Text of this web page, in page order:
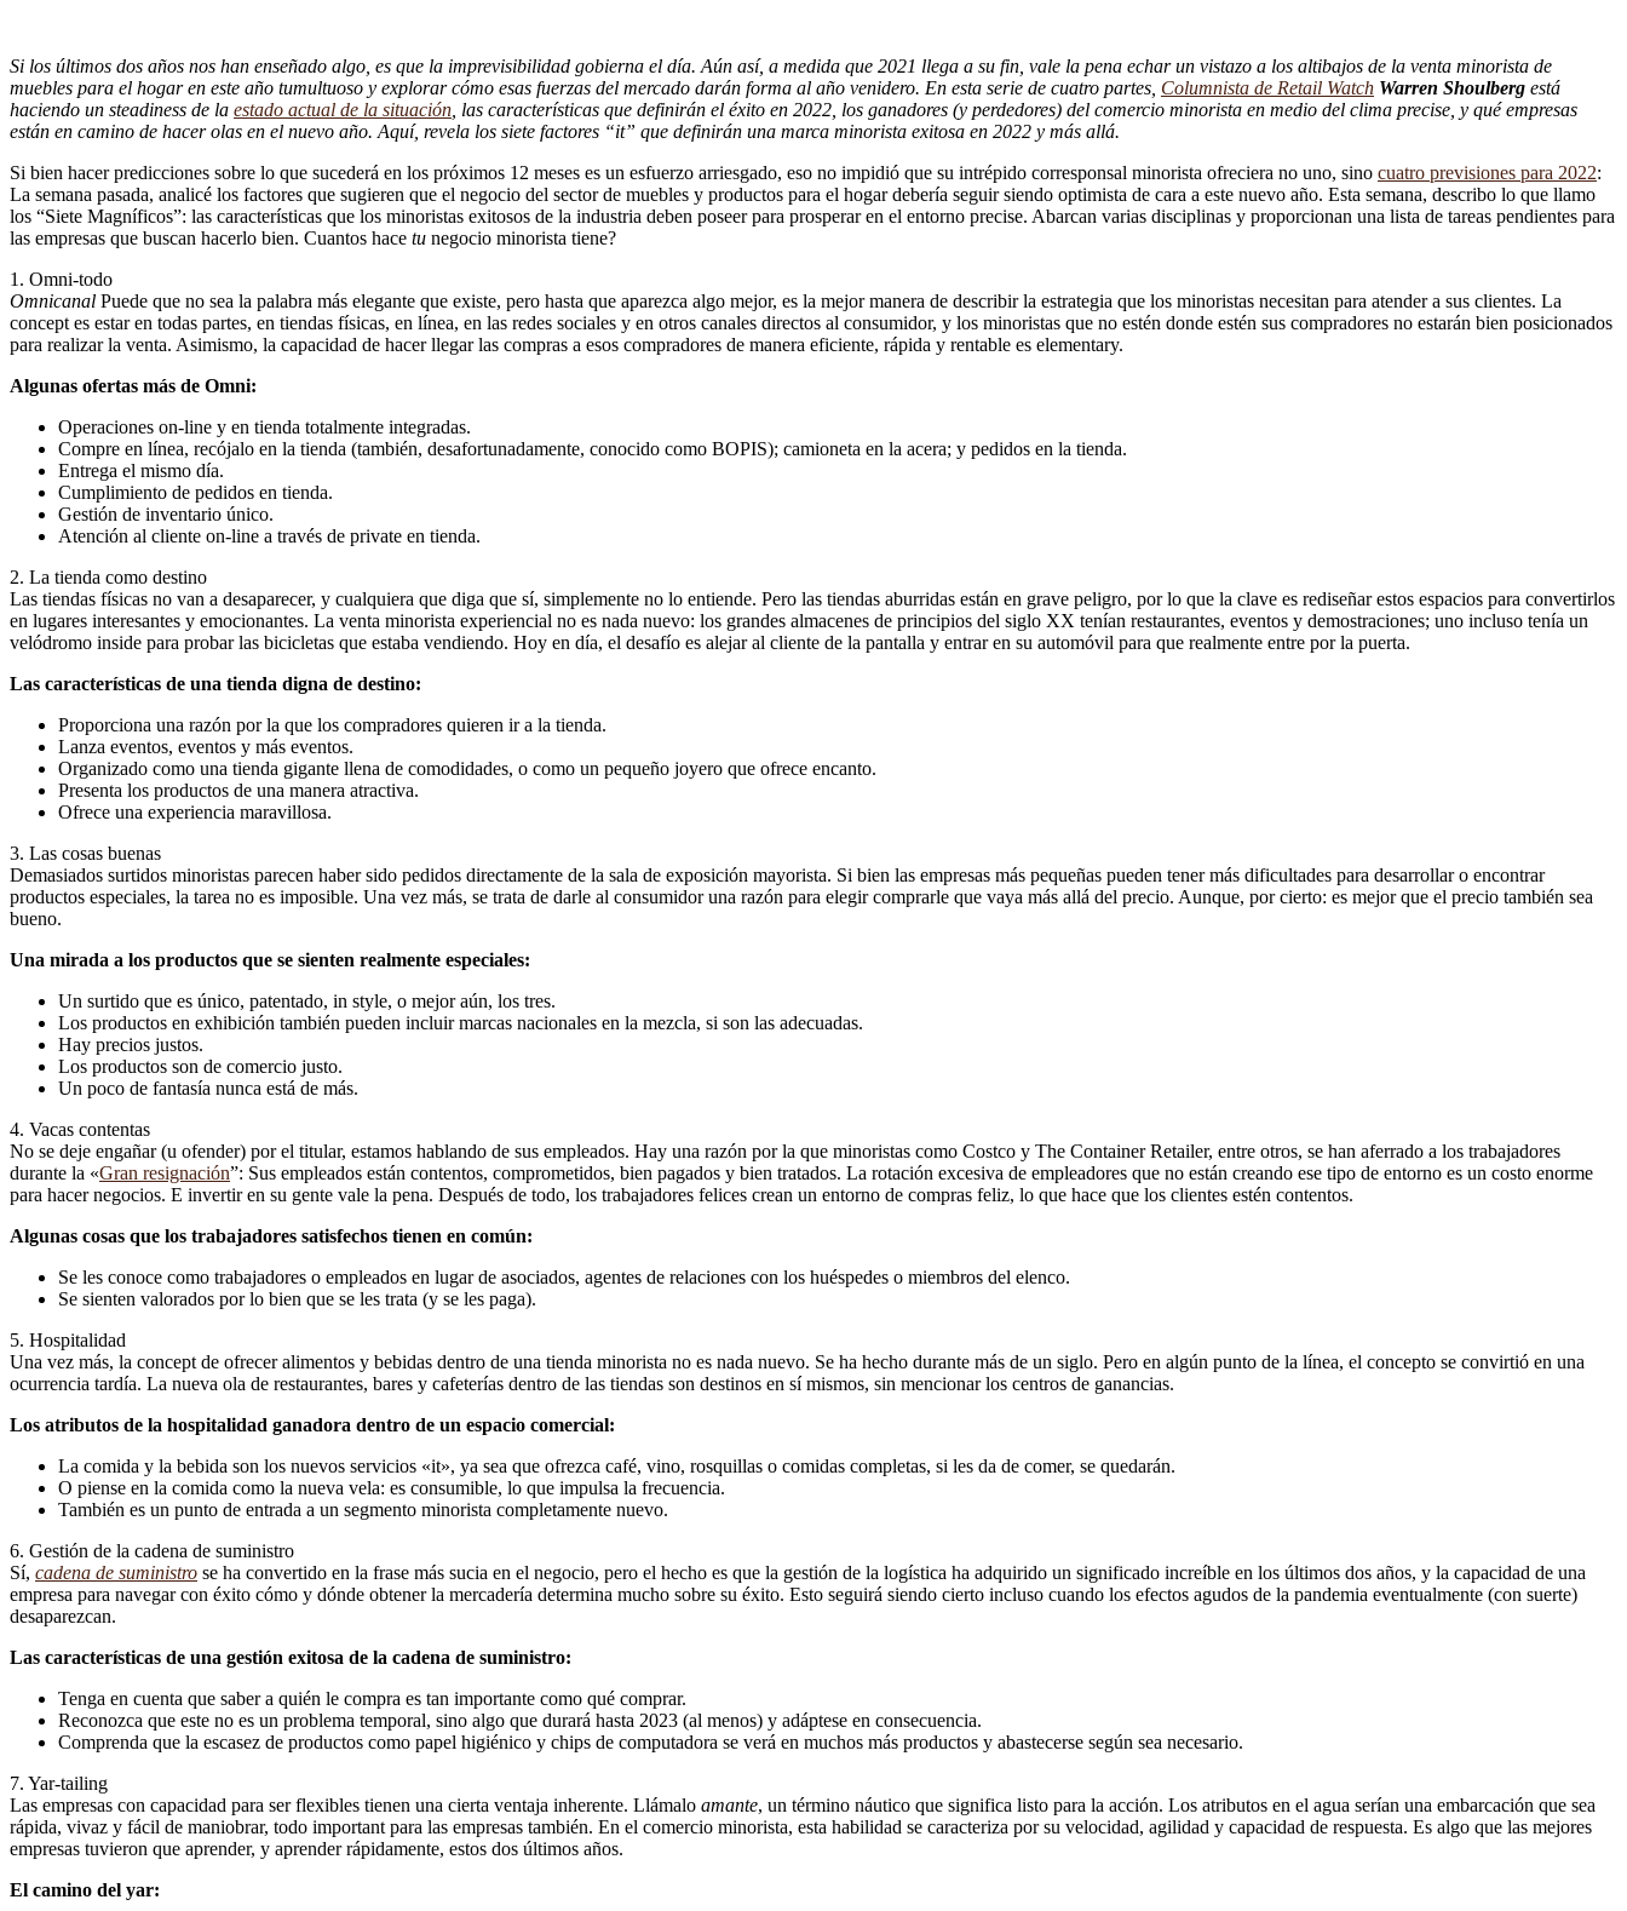
Si los últimos dos años nos han enseñado algo, es que la imprevisibilidad gobierna el día. Aún así, a medida que 2021 llega a su fin, vale la pena echar un vistazo a los altibajos de la venta minorista de
muebles para el hogar en este año tumultuoso y explorar cómo esas fuerzas del mercado darán forma al año venidero. En esta serie de cuatro partes, Columnista de Retail Watch Warren Shoulberg está
haciendo un steadiness de la estado actual de la situación , las características que definirán el éxito en 2022, los ganadores (y perdedores) del comercio minorista en medio del clima precise, y qué empresas
están en camino de hacer olas en el nuevo año. Aquí, revela los siete factores “it” que definirán una marca minorista exitosa en 2022 y más allá.
Si bien hacer predicciones sobre lo que sucederá en los próximos 12 meses es un esfuerzo arriesgado, eso no impidió que su intrépido corresponsal minorista ofreciera no uno, sino cuatro previsiones para 2022:
La semana pasada, analicé los factores que sugieren que el negocio del sector de muebles y productos para el hogar debería seguir siendo optimista de cara a este nuevo año. Esta semana, describo lo que llamo
los “Siete Magníficos”: las características que los minoristas exitosos de la industria deben poseer para prosperar en el entorno precise. Abarcan varias disciplinas y proporcionan una lista de tareas pendientes para
las empresas que buscan hacerlo bien. Cuantos hace tu negocio minorista tiene?
1. Omni-todo
Omnicanal Puede que no sea la palabra más elegante que existe, pero hasta que aparezca algo mejor, es la mejor manera de describir la estrategia que los minoristas necesitan para atender a sus clientes. La
concept es estar en todas partes, en tiendas físicas, en línea, en las redes sociales y en otros canales directos al consumidor, y los minoristas que no estén donde estén sus compradores no estarán bien posicionados
para realizar la venta. Asimismo, la capacidad de hacer llegar las compras a esos compradores de manera eficiente, rápida y rentable es elementary.
Algunas ofertas más de Omni:
Operaciones on-line y en tienda totalmente integradas.
Compre en línea, recójalo en la tienda (también, desafortunadamente, conocido como BOPIS); camioneta en la acera; y pedidos en la tienda.
Entrega el mismo día.
Cumplimiento de pedidos en tienda.
Gestión de inventario único.
Atención al cliente on-line a través de private en tienda.
2. La tienda como destino
Las tiendas físicas no van a desaparecer, y cualquiera que diga que sí, simplemente no lo entiende. Pero las tiendas aburridas están en grave peligro, por lo que la clave es rediseñar estos espacios para convertirlos
en lugares interesantes y emocionantes. La venta minorista experiencial no es nada nuevo: los grandes almacenes de principios del siglo XX tenían restaurantes, eventos y demostraciones; uno incluso tenía un
velódromo inside para probar las bicicletas que estaba vendiendo. Hoy en día, el desafío es alejar al cliente de la pantalla y entrar en su automóvil para que realmente entre por la puerta.
Las características de una tienda digna de destino:
Proporciona una razón por la que los compradores quieren ir a la tienda.
Lanza eventos, eventos y más eventos.
Organizado como una tienda gigante llena de comodidades, o como un pequeño joyero que ofrece encanto.
Presenta los productos de una manera atractiva.
Ofrece una experiencia maravillosa.
3. Las cosas buenas
Demasiados surtidos minoristas parecen haber sido pedidos directamente de la sala de exposición mayorista. Si bien las empresas más pequeñas pueden tener más dificultades para desarrollar o encontrar
productos especiales, la tarea no es imposible. Una vez más, se trata de darle al consumidor una razón para elegir comprarle que vaya más allá del precio. Aunque, por cierto: es mejor que el precio también sea
bueno.
Una mirada a los productos que se sienten realmente especiales:
Un surtido que es único, patentado, in style, o mejor aún, los tres.
Los productos en exhibición también pueden incluir marcas nacionales en la mezcla, si son las adecuadas.
Hay precios justos.
Los productos son de comercio justo.
Un poco de fantasía nunca está de más.
4. Vacas contentas
No se deje engañar (u ofender) por el titular, estamos hablando de sus empleados. Hay una razón por la que minoristas como Costco y The Container Retailer, entre otros, se han aferrado a los trabajadores
durante la «Gran resignación”: Sus empleados están contentos, comprometidos, bien pagados y bien tratados. La rotación excesiva de empleadores que no están creando ese tipo de entorno es un costo enorme
para hacer negocios. E invertir en su gente vale la pena. Después de todo, los trabajadores felices crean un entorno de compras feliz, lo que hace que los clientes estén contentos.
Algunas cosas que los trabajadores satisfechos tienen en común:
Se les conoce como trabajadores o empleados en lugar de asociados, agentes de relaciones con los huéspedes o miembros del elenco.
Se sienten valorados por lo bien que se les trata (y se les paga).
5. Hospitalidad
Una vez más, la concept de ofrecer alimentos y bebidas dentro de una tienda minorista no es nada nuevo. Se ha hecho durante más de un siglo. Pero en algún punto de la línea, el concepto se convirtió en una
ocurrencia tardía. La nueva ola de restaurantes, bares y cafeterías dentro de las tiendas son destinos en sí mismos, sin mencionar los centros de ganancias.
Los atributos de la hospitalidad ganadora dentro de un espacio comercial:
La comida y la bebida son los nuevos servicios «it», ya sea que ofrezca café, vino, rosquillas o comidas completas, si les da de comer, se quedarán.
O piense en la comida como la nueva vela: es consumible, lo que impulsa la frecuencia.
También es un punto de entrada a un segmento minorista completamente nuevo.
6. Gestión de la cadena de suministro
Sí, cadena de suministro se ha convertido en la frase más sucia en el negocio, pero el hecho es que la gestión de la logística ha adquirido un significado increíble en los últimos dos años, y la capacidad de una
empresa para navegar con éxito cómo y dónde obtener la mercadería determina mucho sobre su éxito. Esto seguirá siendo cierto incluso cuando los efectos agudos de la pandemia eventualmente (con suerte)
desaparezcan.
Las características de una gestión exitosa de la cadena de suministro:
Tenga en cuenta que saber a quién le compra es tan importante como qué comprar.
Reconozca que este no es un problema temporal, sino algo que durará hasta 2023 (al menos) y adáptese en consecuencia.
Comprenda que la escasez de productos como papel higiénico y chips de computadora se verá en muchos más productos y abastecerse según sea necesario.
7. Yar-tailing
Las empresas con capacidad para ser flexibles tienen una cierta ventaja inherente. Llámalo amante, un término náutico que significa listo para la acción. Los atributos en el agua serían una embarcación que sea
rápida, vivaz y fácil de maniobrar, todo important para las empresas también. En el comercio minorista, esta habilidad se caracteriza por su velocidad, agilidad y capacidad de respuesta. Es algo que las mejores
empresas tuvieron que aprender, y aprender rápidamente, estos dos últimos años.
El camino del yar: